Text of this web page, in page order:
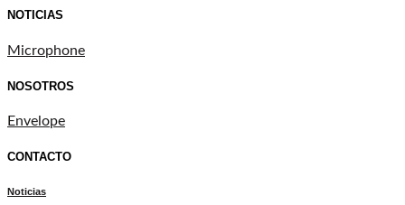
NOTICIAS
Microphone
NOSOTROS
Envelope
CONTACTO
Noticias